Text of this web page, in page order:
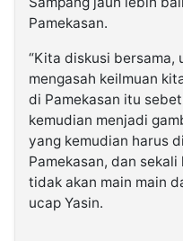
Pamekasan.
“Kita diskusi bersama,
mengasah keilmuan
di Pamekasan itu
kemudian menjadi
yang kemudian harus
Pamekasan, dan sekali
tidak akan main main
ucap Yasin.